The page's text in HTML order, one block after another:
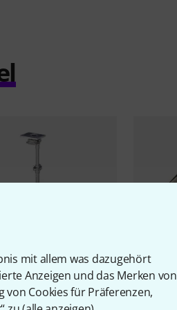
mit allem was dazugehört
Anzeigen und das Merken von
von Cookies für Präferenzen,
405